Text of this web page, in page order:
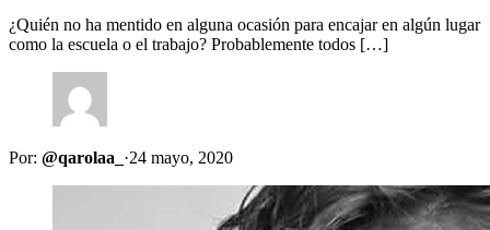
¿Quién no ha mentido en alguna ocasión para encajar en algún lugar
como la escuela o el trabajo? Probablemente todos […]
Por: @qarolaa_ ·24 mayo, 2020